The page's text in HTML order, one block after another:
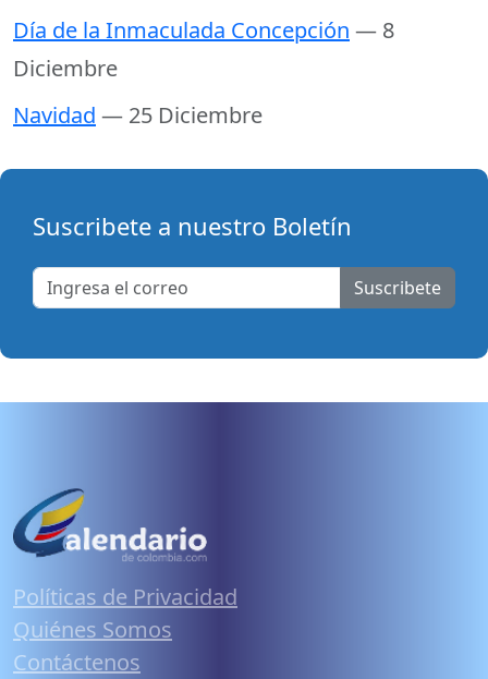
Día de la Inmaculada Concepción — 8
Diciembre
Navidad — 25 Diciembre
Suscribete a nuestro Boletín
Suscribete
Políticas de Privacidad
Quiénes Somos
Contáctenos